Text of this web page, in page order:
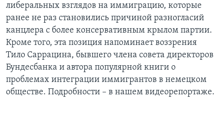
НЬЮ-ЙОРК NEW YORK
АМЕРИКА. БОЛЬШОЕ ПУТЕШЕСТВИЕ
ТЕСТЫ
ВИДЕО
ПОДПИСКА НА НОВОСТИ
Learning English
СОЦИАЛЬНЫЕ СЕТИ
либеральных взглядов на иммиграцию, которые
ранее не раз становились причиной разногласий
канцлера с более консервативным крылом партии.
Кроме того, эта позиция напоминает воззрения
Тило Саррацина, бывшего члена совета директоров
Бундесбанка и автора популярной книги о
проблемах интеграции иммигрантов в немецком
обществе. Подробности – в нашем видеорепортаже.